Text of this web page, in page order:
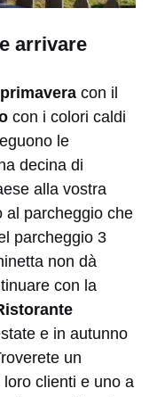
arrivare
con il
con i colori caldi
le
decina di
alla vostra
al parcheggio che
parcheggio 3
non dà
con la
e in autunno
un
clienti e uno a